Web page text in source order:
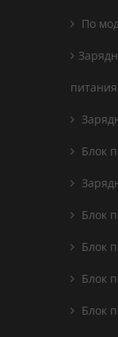
По
питания
Блок
Блок
Блок
Блок
Блок